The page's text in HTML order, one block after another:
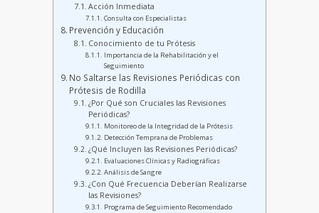
Acción Inmediata
Consulta con Especialistas
Prevención y Educación
Conocimiento de tu Prótesis
Importancia de la Rehabilitación y el
Seguimiento
No Saltarse las Revisiones Periódicas con
Prótesis de Rodilla
¿Por Qué son Cruciales las Revisiones
Periódicas?
Monitoreo de la Integridad de la Prótesis
Detección Temprana de Problemas
¿Qué Incluyen las Revisiones Periódicas?
Evaluaciones Clínicas y Radiográficas
Análisis de Sangre
¿Con Qué Frecuencia Deberían Realizarse
las Revisiones?
Programa de Seguimiento Recomendado